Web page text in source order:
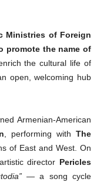
Ministries of Foreign
promote the name of
the cultural life of
open, welcoming hub
Armenian-American
, performing with The
of East and West. On
director Pericles
— a song cycle